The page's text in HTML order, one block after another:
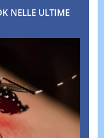
NELLE ULTIME